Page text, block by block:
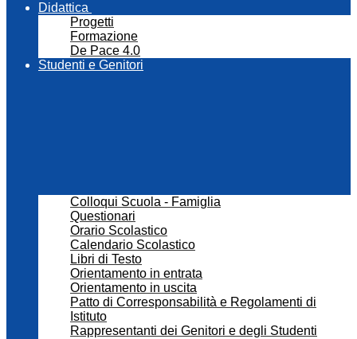
Didattica
Progetti
Formazione
De Pace 4.0
Studenti e Genitori
Colloqui Scuola - Famiglia
Questionari
Orario Scolastico
Calendario Scolastico
Libri di Testo
Orientamento in entrata
Orientamento in uscita
Patto di Corresponsabilità e Regolamenti di
Istituto
Rappresentanti dei Genitori e degli Studenti